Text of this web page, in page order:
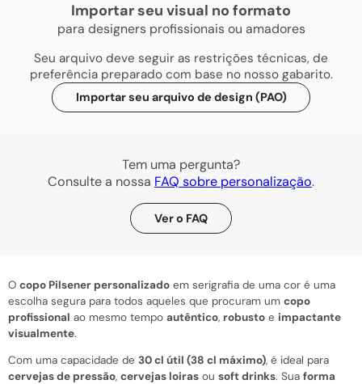
Importar seu visual no formato
para designers profissionais ou amadores
Seu arquivo deve seguir as restrições técnicas, de
preferência preparado com base no nosso gabarito.
Importar seu arquivo de design (PAO)
Tem uma pergunta?
Consulte a nossa FAQ sobre personalização.
Ver o FAQ
O copo Pilsener personalizado em serigrafia de uma cor é uma
escolha segura para todos aqueles que procuram um copo
profissional ao mesmo tempo autêntico, robusto e impactante
visualmente.
Com uma capacidade de 30 cl útil (38 cl máximo), é ideal para
cervejas de pressão, cervejas loiras ou soft drinks. Sua forma